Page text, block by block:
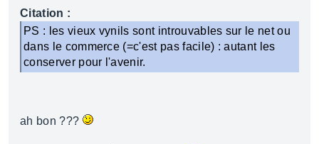
Citation :
PS : les vieux vynils sont introuvables sur le net ou
dans le commerce (=c'est pas facile) : autant les
conserver pour l'avenir.
ah bon ???